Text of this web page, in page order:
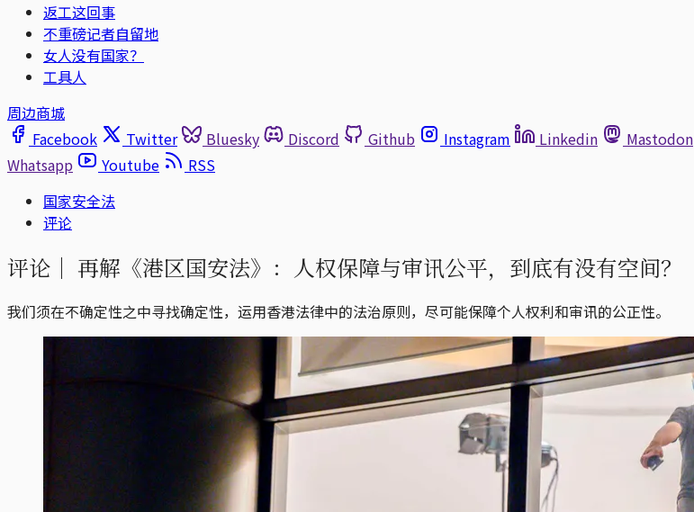
返工这回事
不重磅记者自留地
女人没有国家？
工具人
周边商城
Facebook
Twitter Bluesky Discord Github Instagram Linkedin Mastodon
Whatsapp
Youtube
RSS
国家安全法
评论
评论｜ 再解《港区国安法》：人权保障与审讯公平，到底有没有空间？
我们须在不确定性之中寻找确定性，运用香港法律中的法治原则，尽可能保障个人权利和审讯的公正性。